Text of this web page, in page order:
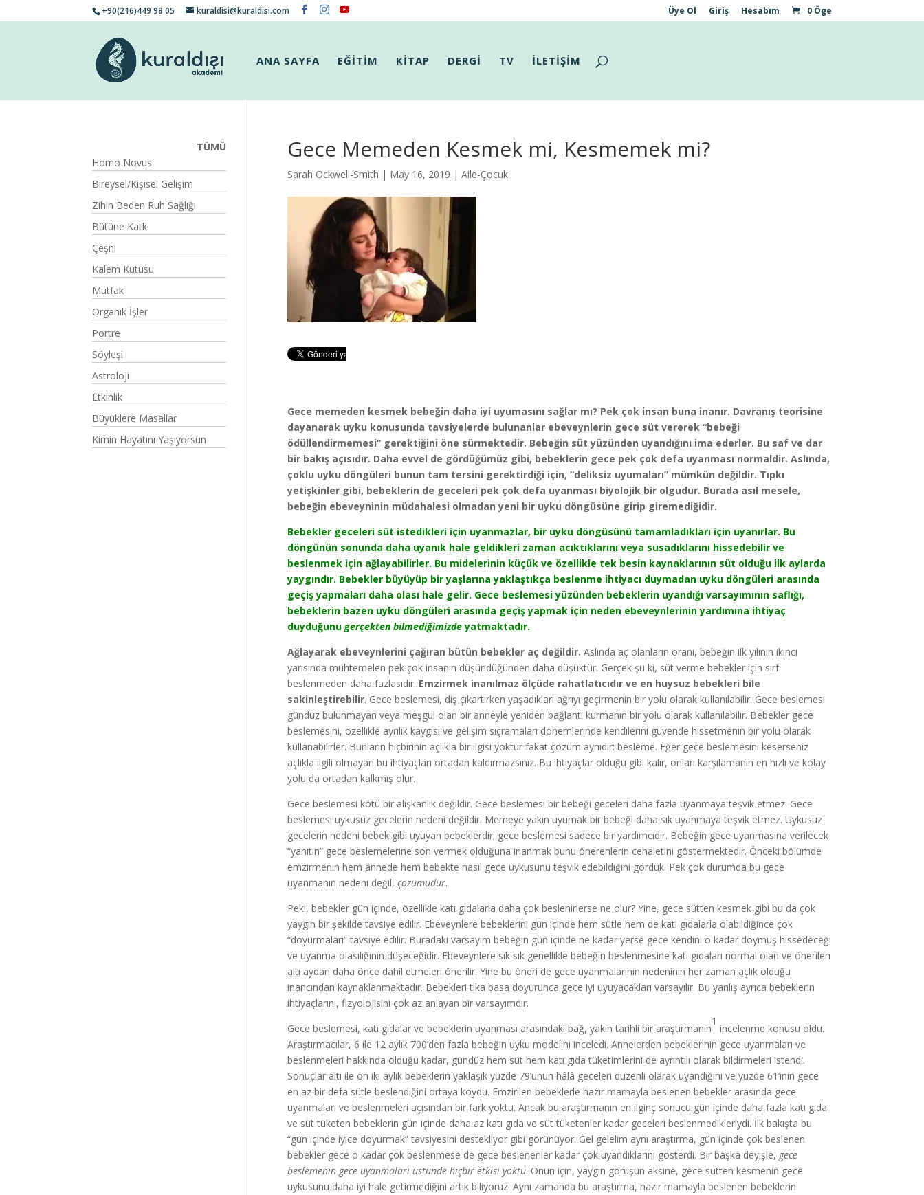
+90(216)449 98 05 kuraldisi@kuraldisi.com Üye Ol Giriş Hesabım 0 Öge
ANA SAYFA EĞİTİM KİTAP DERGİ TV İLETİŞİM
Gece Memeden Kesmek mi, Kesmemek mi?
Sarah Ockwell-Smith | May 16, 2019 | Aile-Çocuk
Gece memeden kesmek bebeğin daha iyi uyumasını sağlar mı? Pek çok insan buna inanır. Davranış teorisine
dayanarak uyku konusunda tavsiyelerde bulunanlar ebeveynlerin gece süt vererek “bebeği
ödüllendirmemesi” gerektiğini öne sürmektedir. Bebeğin süt yüzünden uyandığını ima ederler. Bu saf ve dar
bir bakış açısıdır. Daha evvel de gördüğümüz gibi, bebeklerin gece pek çok defa uyanması normaldir. Aslında,
çoklu uyku döngüleri bunun tam tersini gerektirdiği için, “deliksiz uyumaları” mümkün değildir. Tıpkı
yetişkinler gibi, bebeklerin de geceleri pek çok defa uyanması biyolojik bir olgudur. Burada asıl mesele,
bebeğin ebeveyninin müdahalesi olmadan yeni bir uyku döngüsüne girip giremediğidir.
Bebekler geceleri süt istedikleri için uyanmazlar, bir uyku döngüsünü tamamladıkları için uyanırlar. Bu
döngünün sonunda daha uyanık hale geldikleri zaman acıktıklarını veya susadıklarını hissedebilir ve
beslenmek için ağlayabilirler. Bu midelerinin küçük ve özellikle tek besin kaynaklarının süt olduğu ilk aylarda
yaygındır. Bebekler büyüyüp bir yaşlarına yaklaştıkça beslenme ihtiyacı duymadan uyku döngüleri arasında
geçiş yapmaları daha olası hale gelir. Gece beslemesi yüzünden bebeklerin uyandığı varsayımının saflığı,
bebeklerin bazen uyku döngüleri arasında geçiş yapmak için neden ebeveynlerinin yardımına ihtiyaç
duyduğunugerçekten bilmediğimizdeyatmaktadır.
Ağlayarak ebeveynlerini çağıran bütün bebekler aç değildir. Aslında aç olanların oranı, bebeğin ilk yılının ikinci
yarısında muhtemelen pek çok insanın düşündüğünden daha düşüktür. Gerçek şu ki, süt verme bebekler için sırf
beslenmeden daha fazlasıdır. Emzirmek inanılmaz ölçüde rahatlatıcıdır ve en huysuz bebekleri bile
sakinleştirebilir. Gece beslemesi, diş çıkartırken yaşadıkları ağrıyı geçirmenin bir yolu olarak kullanılabilir. Gece beslemesi
gündüz bulunmayan veya meşgul olan bir anneyle yeniden bağlantı kurmanın bir yolu olarak kullanılabilir. Bebekler gece
beslemesini, özellikle ayrılık kaygısı ve gelişim sıçramaları dönemlerinde kendilerini güvende hissetmenin bir yolu olarak
kullanabilirler. Bunların hiçbirinin açlıkla bir ilgisi yoktur fakat çözüm aynıdır: besleme. Eğer gece beslemesini keserseniz
açlıkla ilgili olmayan bu ihtiyaçları ortadan kaldırmazsınız. Bu ihtiyaçlar olduğu gibi kalır, onları karşılamanın en hızlı ve kolay
yolu da ortadan kalkmış olur.
Gece beslemesi kötü bir alışkanlık değildir. Gece beslemesi bir bebeği geceleri daha fazla uyanmaya teşvik etmez. Gece
beslemesi uykusuz gecelerin nedeni değildir. Memeye yakın uyumak bir bebeği daha sık uyanmaya teşvik etmez. Uykusuz
gecelerin nedeni bebek gibi uyuyan bebeklerdir; gece beslemesi sadece bir yardımcıdır. Bebeğin gece uyanmasına verilecek
“yanıtın” gece beslemelerine son vermek olduğuna inanmak bunu önerenlerin cehaletini göstermektedir. Önceki bölümde
emzirmenin hem annede hem bebekte nasıl gece uykusunu teşvik edebildiğini gördük. Pek çok durumda bu gece
uyanmanın nedeni değil, çözümüdür.
Peki, bebekler gün içinde, özellikle katı gıdalarla daha çok beslenirlerse ne olur? Yine, gece sütten kesmek gibi bu da çok
yaygın bir şekilde tavsiye edilir. Ebeveynlere bebeklerini gün içinde hem sütle hem de katı gıdalarla olabildiğince çok
“doyurmaları” tavsiye edilir. Buradaki varsayım bebeğin gün içinde ne kadar yerse gece kendini o kadar doymuş hissedeceği
ve uyanma olasılığının düşeceğidir. Ebeveynlere sık sık genellikle bebeğin beslenmesine katı gıdaları normal olan ve önerilen
altı aydan daha önce dahil etmeleri önerilir. Yine bu öneri de gece uyanmalarının nedeninin her zaman açlık olduğu
inancından kaynaklanmaktadır. Bebekleri tıka basa doyurunca gece iyi uyuyacakları varsayılır. Bu yanlış ayrıca bebeklerin
ihtiyaçlarını, fizyolojisini çok az anlayan bir varsayımdır.
Gece beslemesi, katı gıdalar ve bebeklerin uyanması arasındaki bağ, yakın tarihli bir araştırmanın
1
incelenme konusu oldu.
Araştırmacılar, 6 ile 12 aylık 700’den fazla bebeğin uyku modelini inceledi. Annelerden bebeklerinin gece uyanmaları ve
beslenmeleri hakkında olduğu kadar, gündüz hem süt hem katı gıda tüketimlerini de ayrıntılı olarak bildirmeleri istendi.
Sonuçlar altı ile on iki aylık bebeklerin yaklaşık yüzde 79’unun hâlâ geceleri düzenli olarak uyandığını ve yüzde 61’inin gece
en az bir defa sütle beslendiğini ortaya koydu. Emzirilen bebeklerle hazır mamayla beslenen bebekler arasında gece
uyanmaları ve beslenmeleri açısından bir fark yoktu. Ancak bu araştırmanın en ilginç sonucu gün içinde daha fazla katı gıda
ve süt tüketen bebeklerin gün içinde daha az katı gıda ve süt tüketenler kadar geceleri beslenmedikleriydi. İlk bakışta bu
“gün içinde iyice doyurmak” tavsiyesini destekliyor gibi görünüyor. Gel gelelim aynı araştırma, gün içinde çok beslenen
bebekler gece o kadar çok beslenmese de gece beslenenler kadar çok uyandıklarını gösterdi. Bir başka deyişle, gece
beslemenin gece uyanmaları üstünde hiçbir etkisi yoktu. Onun için, yaygın görüşün aksine, gece sütten kesmenin gece
uykusunu daha iyi hale getirmediğini artık biliyoruz. Aynı zamanda bu araştırma, hazır mamayla beslenen bebeklerin
TÜMÜ
Homo Novus
Bireysel/Kişisel Gelişim
Zihin Beden Ruh Sağlığı
Bütüne Katkı
Çeşni
Kalem Kutusu
Mutfak
Organik İşler
Portre
Söyleşi
Astroloji
Etkinlik
Büyüklere Masallar
Kimin Hayatını Yaşıyorsun